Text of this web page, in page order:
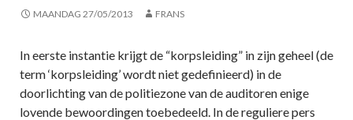
MAANDAG 27/05/2013 FRANS
In eerste instantie krijgt de “korpsleiding” in zijn geheel (de
term ‘korpsleiding’ wordt niet gedefinieerd) in de
doorlichting van de politiezone van de auditoren enige
lovende bewoordingen toebedeeld. In de reguliere pers